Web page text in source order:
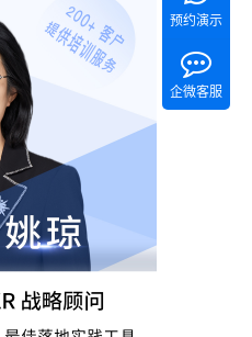
预约演示
企微客服